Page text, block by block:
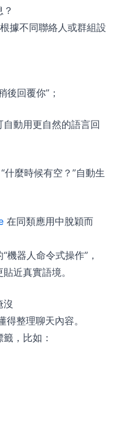
據不同聯絡人或群組設
後回覆你”；
動用更自然的語言回
什麼時候有空？”自動生
在同類應用中脫穎而
器人命令式操作”，
近真實語境。
沒
得整理聊天內容。
，比如：